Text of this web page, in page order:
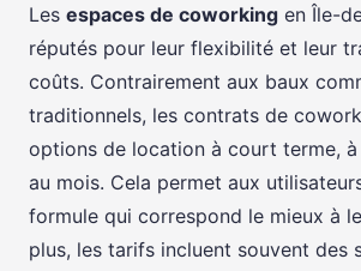
Les espaces de coworking en Île-
réputés pour leur flexibilité et leur
coûts. Contrairement aux baux
traditionnels, les contrats de
options de location à court terme, à
au mois. Cela permet aux
formule qui correspond le mieux à
plus, les tarifs incluent souvent des